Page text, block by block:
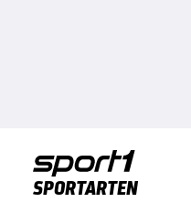
SPORTARTEN